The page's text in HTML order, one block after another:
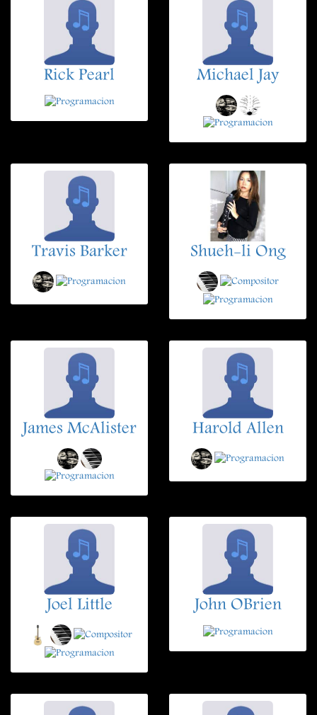
Rick Pearl Michael Jay
Travis Barker Shueh-li Ong
James McAlister Harold Allen
Joel Little John OBrien